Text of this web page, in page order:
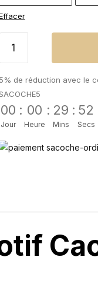
5% de réduction avec le
SACOCHE5
00
Jour
: 00
Heure
: 29
Mins
: 51
Secs